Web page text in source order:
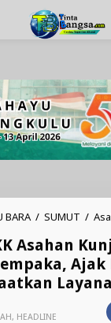
BARA / SUMUT /
Asahan
, HEADLINE